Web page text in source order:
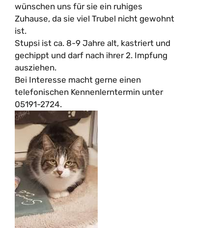
wünschen uns für sie ein ruhiges
Zuhause, da sie viel Trubel nicht gewohnt
ist.
Stupsi ist ca. 8-9 Jahre alt, kastriert und
gechippt und darf nach ihrer 2. Impfung
ausziehen.
Bei Interesse macht gerne einen
telefonischen Kennenlerntermin unter
05191-2724.